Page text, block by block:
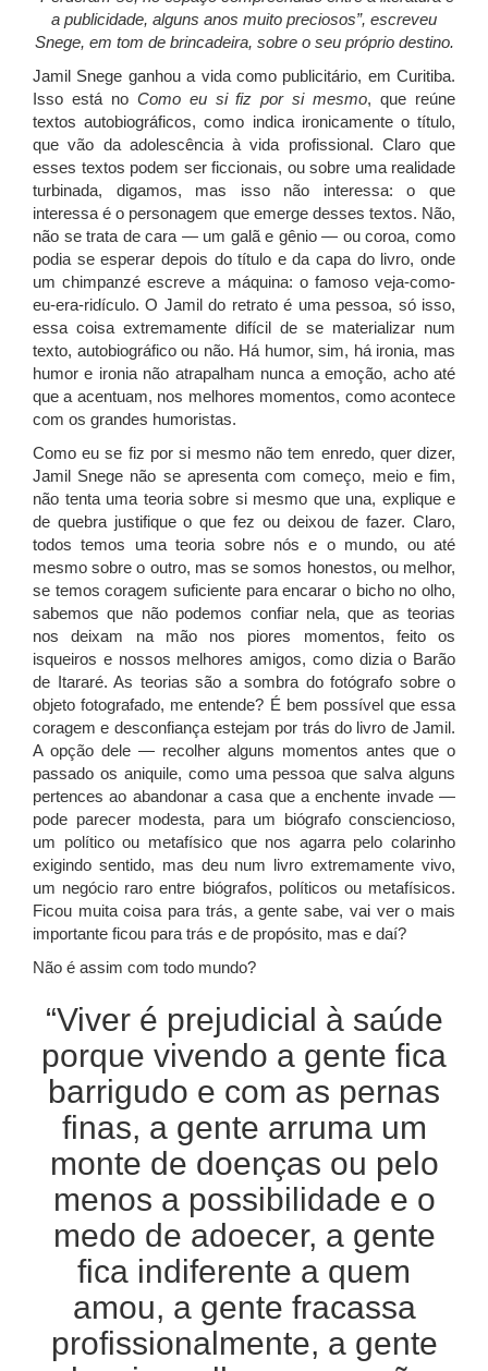
a publicidade, alguns anos muito preciosos”, escreveu
Snege, em tom de brincadeira, sobre o seu próprio destino.
Jamil Snege ganhou a vida como publicitário, em Curitiba.
Isso está no Como eu si fiz por si mesmo, que reúne
textos autobiográficos, como indica ironicamente o título,
que vão da adolescência à vida profissional. Claro que
esses textos podem ser ficcionais, ou sobre uma realidade
turbinada, digamos, mas isso não interessa: o que
interessa é o personagem que emerge desses textos. Não,
não se trata de cara — um galã e gênio — ou coroa, como
podia se esperar depois do título e da capa do livro, onde
um chimpanzé escreve a máquina: o famoso veja-como-
eu-era-ridículo. O Jamil do retrato é uma pessoa, só isso,
essa coisa extremamente difícil de se materializar num
texto, autobiográfico ou não. Há humor, sim, há ironia, mas
humor e ironia não atrapalham nunca a emoção, acho até
que a acentuam, nos melhores momentos, como acontece
com os grandes humoristas.
Como eu se fiz por si mesmo não tem enredo, quer dizer,
Jamil Snege não se apresenta com começo, meio e fim,
não tenta uma teoria sobre si mesmo que una, explique e
de quebra justifique o que fez ou deixou de fazer. Claro,
todos temos uma teoria sobre nós e o mundo, ou até
mesmo sobre o outro, mas se somos honestos, ou melhor,
se temos coragem suficiente para encarar o bicho no olho,
sabemos que não podemos confiar nela, que as teorias
nos deixam na mão nos piores momentos, feito os
isqueiros e nossos melhores amigos, como dizia o Barão
de Itararé. As teorias são a sombra do fotógrafo sobre o
objeto fotografado, me entende? É bem possível que essa
coragem e desconfiança estejam por trás do livro de Jamil.
A opção dele — recolher alguns momentos antes que o
passado os aniquile, como uma pessoa que salva alguns
pertences ao abandonar a casa que a enchente invade —
pode parecer modesta, para um biógrafo consciencioso,
um político ou metafísico que nos agarra pelo colarinho
exigindo sentido, mas deu num livro extremamente vivo,
um negócio raro entre biógrafos, políticos ou metafísicos.
Ficou muita coisa para trás, a gente sabe, vai ver o mais
importante ficou para trás e de propósito, mas e daí?
Não é assim com todo mundo?
“Viver é prejudicial à saúde
porque vivendo a gente fica
barrigudo e com as pernas
finas, a gente arruma um
monte de doenças ou pelo
menos a possibilidade e o
medo de adoecer, a gente
fica indiferente a quem
amou, a gente fracassa
profissionalmente, a gente